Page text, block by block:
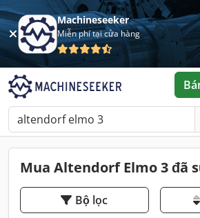
Machineseeker
Miễn phí tại cửa hàng
Mua Altendorf Elmo 3 đã
Bộ lọc